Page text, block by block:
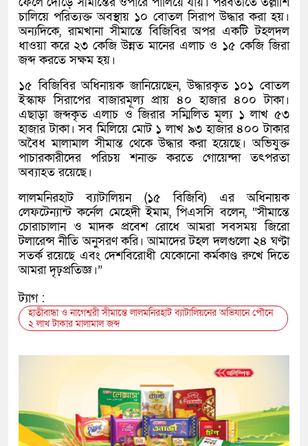
চালিয়ে পরিত্যক্ত অবস্থায় ১০ বোতল সিরাপ উদ্ধার করা হয়।
অন্যদিকে, রামখানা সীমান্তে বিজিবির অপর একটি টহলদল
ধাওয়া করে ২৩ কেজি উন্নত মানের এলাচ ও ১৫ কেজি জিরা
জব্দ করতে সক্ষম হয়।
১৫ বিজিবির অধিনায়ক জানিয়েছেন, উদ্ধারকৃত ১০১ বোতল
ইস্কাফ সিরাপের বাজারমূল্য প্রায় ৪০ হাজার ৪০০ টাকা।
এছাড়া জব্দকৃত এলাচ ও জিরার সম্মিলিত মূল্য ১ লাখ ৫৩
হাজার টাকা। সব মিলিয়ে মোট ১ লাখ ৯৩ হাজার ৪০০ টাকার
অবৈধ মালামাল সীমান্ত থেকে উদ্ধার করা হয়েছে। অভিযুক্ত
পাচারকারীদের পরিচয় শনাক্ত করতে গোয়েন্দা তৎপরতা
অব্যাহত রয়েছে।
লালমনিরহাট ব্যাটালিয়ন (১৫ বিজিবি) এর অধিনায়ক
লেফটেন্যান্ট কর্নেল মেহেদী ইমাম, পিএসসি বলেন, “সীমান্তে
চোরাচালান ও মাদক প্রবেশ রোধে আমরা সবসময় জিরো
টলারেন্স নীতি অনুসরণ করি। আমাদের টহল দলগুলো ২৪ ঘণ্টা
সতর্ক রয়েছে এবং দেশবিরোধী যেকোনো কর্মকাণ্ড রুখে দিতে
আমরা দৃঢ়প্রতিজ্ঞ।”
ট্যাগ :
হাতীবান্ধা ও নাগেশ্বরী সীমান্তে লালমনিরহাট ব্যাটালিয়নের অভিযানে পৌনে
২ লাখ টাকার মালামাল জব্দ